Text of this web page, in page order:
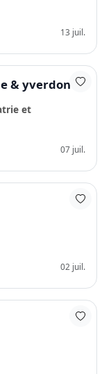
13 juil.
& yverdon
et
07 juil.
02 juil.